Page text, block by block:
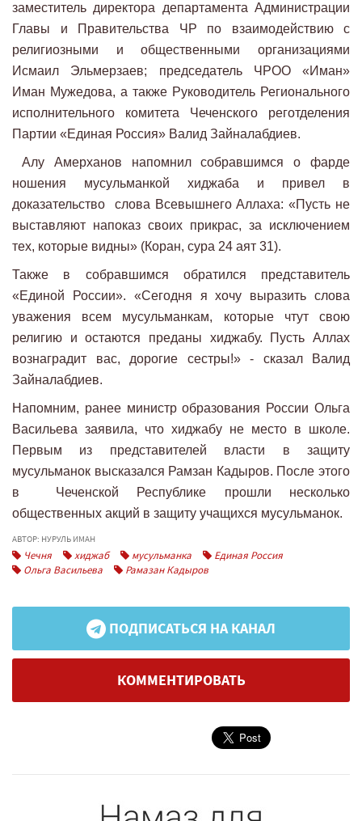
заместитель директора департамента Администрации
Главы и Правительства ЧР по взаимодействию с
религиозными и общественными организациями
Исмаил Эльмерзаев; председатель ЧРОО «Иман»
Иман Мужедова, а также Руководитель Регионального
исполнительного комитета Чеченского реготделения
Партии «Единая Россия» Валид Зайналабдиев.
Алу Амерханов напомнил собравшимся о фарде
ношения мусульманкой хиджаба и привел в
доказательство слова Всевышнего Аллаха: «Пусть не
выставляют напоказ своих прикрас, за исключением
тех, которые видны» (Коран, сура 24 аят 31).
Также в собравшимся обратился представитель
«Единой России». «Сегодня я хочу выразить слова
уважения всем мусульманкам, которые чтут свою
религию и остаются преданы хиджабу. Пусть Аллах
вознаградит вас, дорогие сестры!» - сказал Валид
Зайналабдиев.
Напомним, ранее министр образования России Ольга
Васильева заявила, что хиджабу не место в школе.
Первым из представителей власти в защиту
мусульманок высказался Рамзан Кадыров. После этого
в Чеченской Республике прошли несколько
общественных акций в защиту учащихся мусульманок.
АВТОР: НУРУЛЬ ИМАН
Чечня хиджаб мусульманка
Единая Россия
Ольга Васильева
Рамазан Кадыров
ПОДПИСАТЬСЯ НА КАНАЛ
КОММЕНТИРОВАТЬ